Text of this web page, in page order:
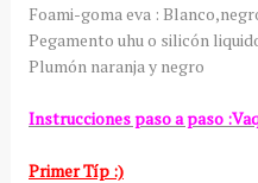
Foami-goma eva :
Pegamento uhu o silicón
Plumón naranja y negro
Instrucciones paso a paso
Primer Típ :)